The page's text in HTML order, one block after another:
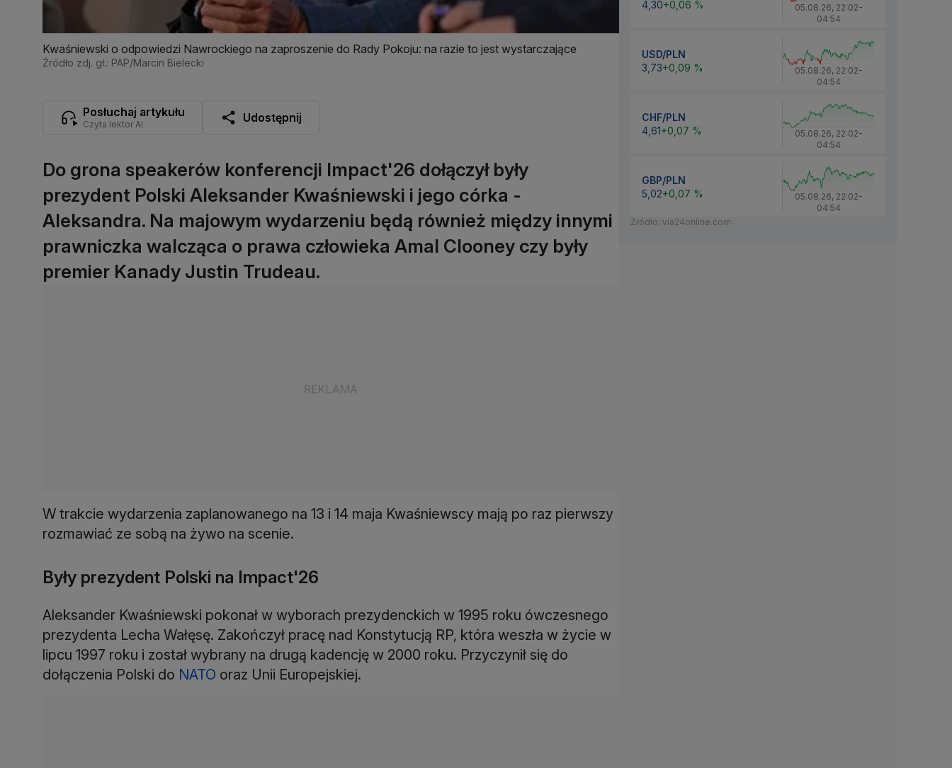
Kwaśniewski o odpowiedzi Nawrockiego na zaproszenie do Rady Pokoju: na razie to jest wystarczające
Źródło zdj. gł.: PAP/Marcin Bielecki
Posłuchaj artykułu
Czyta lektor AI Udostępnij
Do grona speakerów konferencji Impact'26 dołączył były
prezydent Polski Aleksander Kwaśniewski i jego córka -
Aleksandra. Na majowym wydarzeniu będą również między innymi
prawniczka walcząca o prawa człowieka Amal Clooney czy były
premier Kanady Justin Trudeau.
W trakcie wydarzenia zaplanowanego na 13 i 14 maja Kwaśniewscy mają po raz pierwszy
rozmawiać ze sobą na żywo na scenie.
Były prezydent Polski na Impact'26
Aleksander Kwaśniewski pokonał w wyborach prezydenckich w 1995 roku ówczesnego
prezydenta Lecha Wałęsę. Zakończył pracę nad Konstytucją RP, która weszła w życie w
lipcu 1997 roku i został wybrany na drugą kadencję w 2000 roku. Przyczynił się do
dołączenia Polski do NATO oraz Unii Europejskiej.
4,30+0,06 % 05.08.26, 22:02-
04:54
USD/PLN
3,73+0,09 % 05.08.26, 22:02-
04:54
CHF/PLN
4,61+0,07 % 05.08.26, 22:02-
04:54
GBP/PLN
5,02+0,07 % 05.08.26, 22:02-
04:54
Źródło: via24online.com